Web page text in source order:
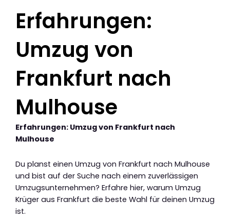
Erfahrungen:
Umzug von
Frankfurt nach
Mulhouse
Erfahrungen: Umzug von Frankfurt nach
Mulhouse
Du planst einen Umzug von Frankfurt nach Mulhouse
und bist auf der Suche nach einem zuverlässigen
Umzugsunternehmen? Erfahre hier, warum Umzug
Krüger aus Frankfurt die beste Wahl für deinen Umzug
ist.